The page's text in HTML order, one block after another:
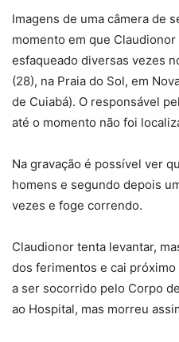
Imagens de uma câmera de
momento em que
esfaqueado diversas vezes
(28), na Praia do Sol, em
de Cuiabá). O responsável
até o momento não foi
Na gravação é possível ver
homens e segundo depois
vezes e foge correndo.
Claudionor tenta levantar,
dos ferimentos e cai próximo
a ser socorrido pelo Corpo
ao Hospital, mas morreu